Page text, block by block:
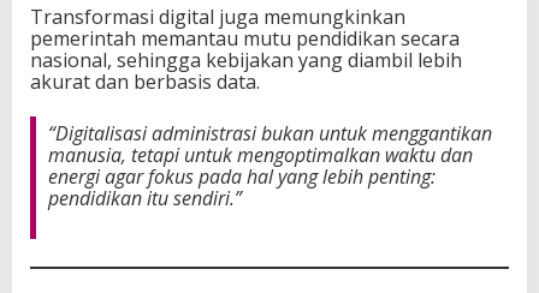
Transformasi digital juga memungkinkan
pemerintah memantau mutu pendidikan secara
nasional, sehingga kebijakan yang diambil lebih
akurat dan berbasis data.
“Digitalisasi administrasi bukan untuk menggantikan
manusia, tetapi untuk mengoptimalkan waktu dan
energi agar fokus pada hal yang lebih penting:
pendidikan itu sendiri.”